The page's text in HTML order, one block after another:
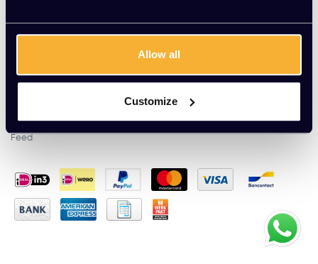
Allow all
Customize
Klantenservice
© Copyright 2026 - Kato Kantoorinrichting |InStijl Media
Algemene voorwaarden|Disclaimer|Privacy Policy|Sitemap|RSS
Feed